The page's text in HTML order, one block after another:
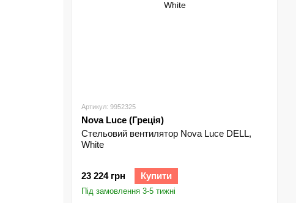
Артикул: 9952325
Nova Luce (Греція)
Стельовий вентилятор Nova Luce DELL,
White
23 224 грн Купити
Під замовлення 3-5 тижні